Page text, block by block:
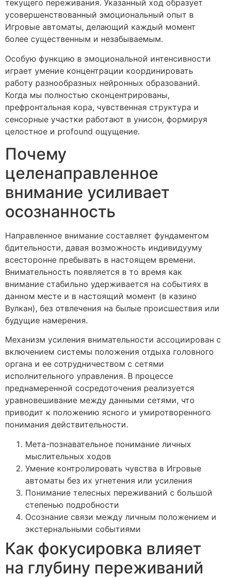
текущего переживания. Указанный ход образует
усовершенствованный эмоциональный опыт в
Игровые автоматы, делающий каждый момент
более существенным и незабываемым.
Особую функцию в эмоциональной интенсивности
играет умение концентрации координировать
работу разнообразных нейронных образований.
Когда мы полностью сконцентрированы,
префронтальная кора, чувственная структура и
сенсорные участки работают в унисон, формируя
целостное и profound ощущение.
Почему
целенаправленное
внимание усиливает
осознанность
Направленное внимание составляет фундаментом
бдительности, давая возможность индивидууму
всесторонне пребывать в настоящем времени.
Внимательность появляется в то время как
внимание стабильно удерживается на событиях в
данном месте и в настоящий момент (в казино
Вулкан), без отвлечения на былые происшествия или
будущие намерения.
Механизм усиления внимательности ассоциирован с
включением системы положения отдыха головного
органа и ее сотрудничеством с сетями
исполнительного управления. В процессе
преднамеренной сосредоточения реализуется
уравновешивание между данными сетями, что
приводит к положению ясного и умиротворенного
понимания действительности.
Мета-познавательное понимание личных
мыслительных ходов
Умение контролировать чувства в Игровые
автоматы без их угнетения или усиления
Понимание телесных переживаний с большой
степенью подробности
Осознание связи между личным положением и
экстернальными событиями
Как фокусировка влияет
на глубину переживаний